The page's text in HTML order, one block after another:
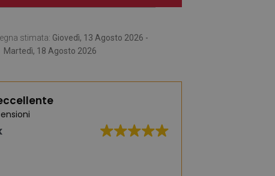
stimata: Giovedì, 13 Agosto 2026 -
Martedì, 18 Agosto 2026